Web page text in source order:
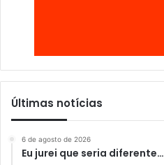
Últimas notícias
6 de agosto de 2026
Eu jurei que seria diferente…